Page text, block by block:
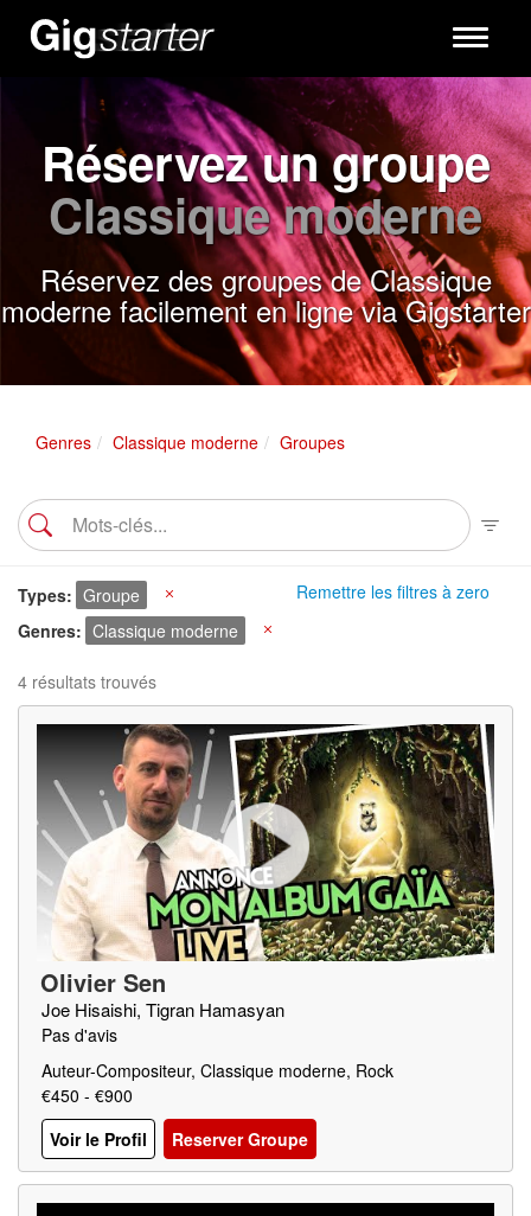
Toggle
Réservez un groupe
Classique moderne
Réservez des groupes de Classique
moderne facilement en ligne via Gigstarter
Genres Classique moderne Groupes
Remettre les filtres à zero
Types Groupe
Genres
Classique moderne
4 résultats trouvés
Olivier Sen
Joe Hisaishi, Tigran Hamasyan
Pas d'avis
Auteur-Compositeur, Classique moderne, Rock
€450 - €900
Voir le Profil
Reserver Groupe